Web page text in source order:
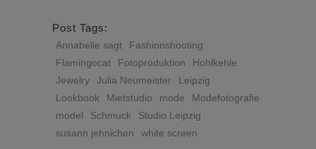
Post Tags:
Annabelle sagt
Fashionshooting
Flamingocat
Fotoproduktion
Hohlkehle
Jewelry
Julia Neumeister
Leipzig
Lookbook
Mietstudio mode
Modefotografie
model
Schmuck
Studio Leipzig
susann jehnichen
white screen